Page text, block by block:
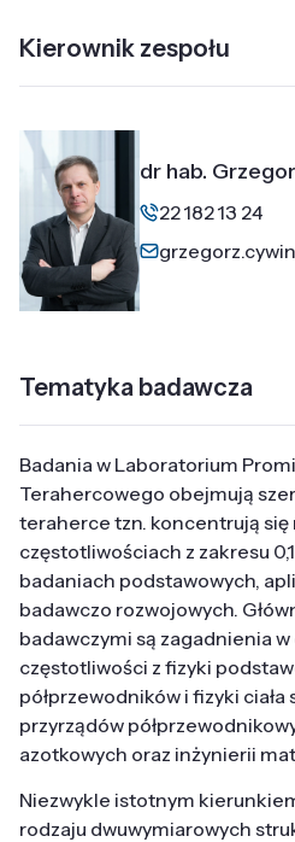
Kierownik zespołu
dr hab.
22 182 13 24
Tematyka badawcza
Badania w Laboratorium
Terahercowego obejmują
teraherce tzn. koncentrują się
częstotliwościach z zakresu
badaniach podstawowych,
badawczo rozwojowych.
badawczymi są zagadnienia
częstotliwości z fizyki
półprzewodników i fizyki ciała
przyrządów
azotkowych oraz inżynierii
Niezwykle istotnym
rodzaju dwuwymiarowych